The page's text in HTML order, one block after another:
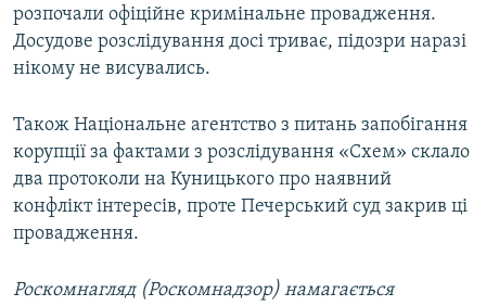
розпочали офіційне кримінальне провадження.
Досудове розслідування досі триває, підозри наразі
нікому не висувались.
Також Національне агентство з питань запобігання
корупції за фактами з розслідування «Схем» склало
два протоколи на Куницького про наявний
конфлікт інтересів, проте Печерський суд закрив ці
провадження.
Роскомнагляд (Роскомнадзор) намагається